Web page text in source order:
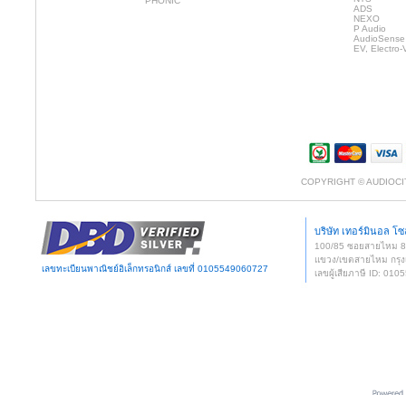
ADS
NEXO
P Audio
AudioSense
EV, Electro-
COPYRIGHT ©
เลขทะเบียนพาณิชย์อิเล็กทรอนิกส์ เลขที่ 0105549060727
บริษัท เทอร์มินอล โ
100/85 ซอยสายไหม
แขวง/เขตสายไหม กรุ
เลขผู้เสียภาษี ID: